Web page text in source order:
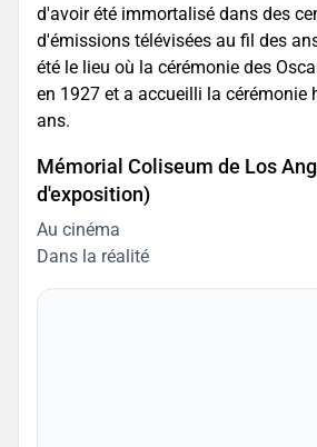
d'avoir été immortalisé dans des
d'émissions télévisées au fil des
été le lieu où la cérémonie des
en 1927 et a accueilli la cérémonie
ans.
Mémorial Coliseum de Los
d'exposition)
Au cinéma
Dans la réalité